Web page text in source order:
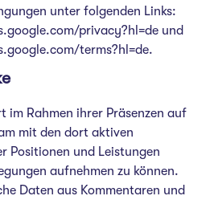
unter folgenden Links:
privacy?hl=de und
terms?hl=de.
im Rahmen ihrer Präsenzen auf
mit den dort aktiven
Positionen und Leistungen
aufnehmen zu können.
Daten aus Kommentaren und